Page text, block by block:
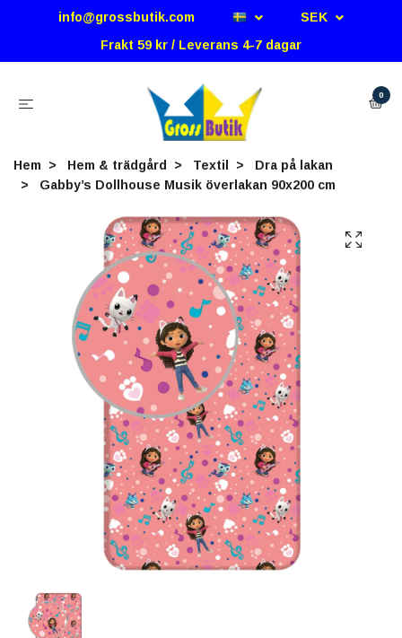
info@grossbutik.com
SEK
Frakt 59 kr / Leverans 4-7 dagar
0
Hem Hem & trädgård Textil
Dra på lakan
Gabby’s Dollhouse Musik överlakan 90x200 cm